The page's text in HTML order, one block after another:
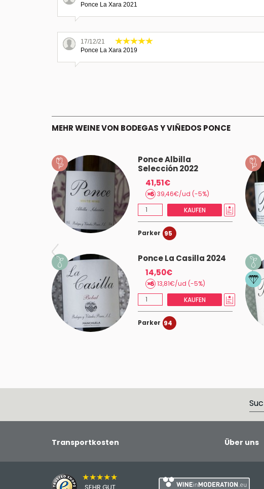
Ponce La Xara 2021
17/12/21
Ponce La Xara 2019
MEHR WEINE VON BODEGAS Y VIÑEDOS PONCE
Ponce Albilla
Selección 2022
41,51€
39,46€/ud (-5%)
KAUFEN
Parker 95
Ponce La Casilla 2024
14,50€
13,81€/ud (-5%)
KAUFEN
Parker 94
Transportkosten Über uns
★★★★★